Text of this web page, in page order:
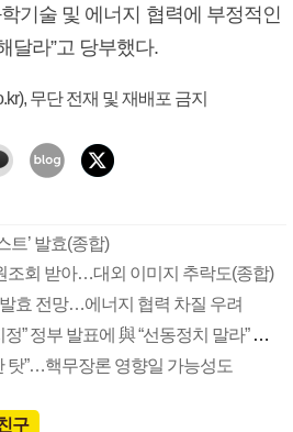
기술 및 에너지 협력에 부정적인
달라”고 당부했다.
무단 전재 및 재배포 금지
트’ 발효(종합)
조회 받아…대외 이미지 추락도(종합)
발효 전망…에너지 협력 차질 우려
“보안문제로 민감국가 지정” 정부 발표에 與 “선동정치 말라” 野 “핵무장론 탓” 설전
탓”…핵무장론 영향일 가능성도
구